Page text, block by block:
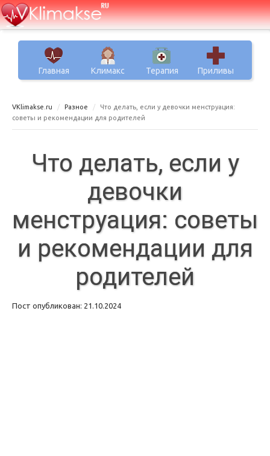
Главная Климакс Терапия Приливы
VKlimakse.ru Разное
Что делать, если у девочки менструация:
советы и рекомендации для родителей
Что делать, если у
девочки
менструация: советы
и рекомендации для
родителей
Пост опубликован: 21.10.2024